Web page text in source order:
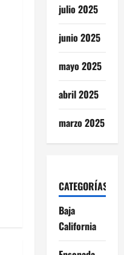
julio 2025
junio 2025
mayo 2025
abril 2025
marzo 2025
CATEGORÍAS
Baja
California